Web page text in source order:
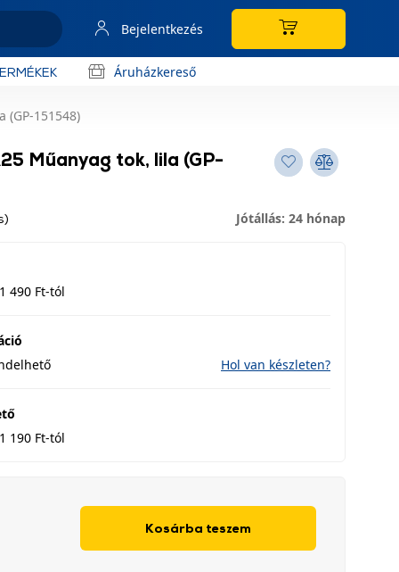
Bejelentkezés
Áruházkereső
(GP-151548)
Műanyag tok, lila (GP-
Jótállás: 24 hónap
490 Ft-tól
Hol van készleten?
190 Ft-tól
Kosárba teszem